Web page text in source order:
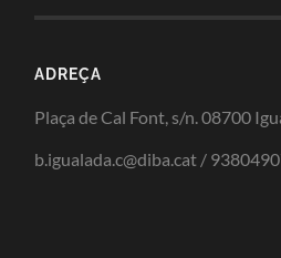
ADREÇA
Plaça de Cal Font, s/n. 08700
b.igualada.c@diba.cat /